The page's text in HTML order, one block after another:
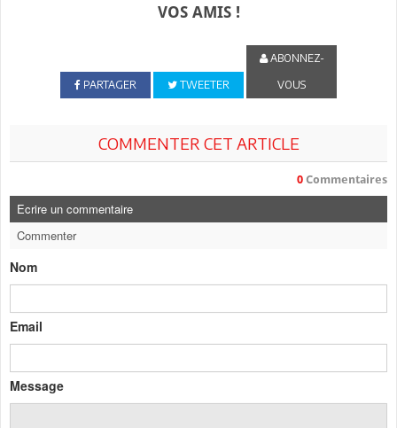
VOS AMIS !
PARTAGER TWEETER
ABONNEZ-
VOUS
COMMENTER CET ARTICLE
0 Commentaires
Ecrire un commentaire
Commenter
Nom
Email
Message